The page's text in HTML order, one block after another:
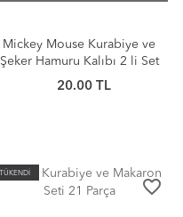
Mickey Mouse Kurabiye ve
Şeker Hamuru Kalıbı 2 li Set
20.00 TL
TÜKENDİ
favorite_border